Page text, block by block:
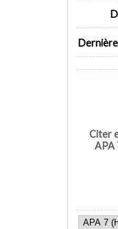
Citer
APA